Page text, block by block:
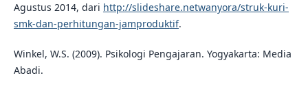
Agustus 2014, dari http://slideshare.netwanyora/struk-kuri-
smk-dan-perhitungan-jamproduktif.
Winkel, W.S. (2009). Psikologi Pengajaran. Yogyakarta: Media
Abadi.